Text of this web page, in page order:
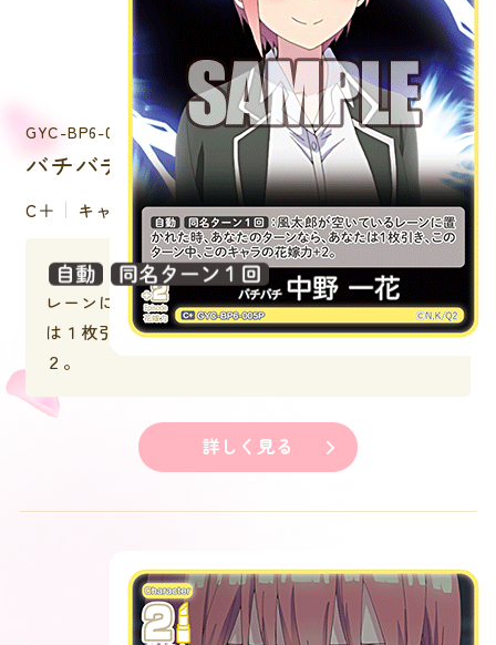
GYC-BP6-005P
バチバチ 中野 一花
C＋ キャラクター
：風太郎が空いている
レーンに置かれた時、あなたのターンなら、あなた
は１枚引き、このターン中、このキャラの花嫁力＋
２。
詳しく見る